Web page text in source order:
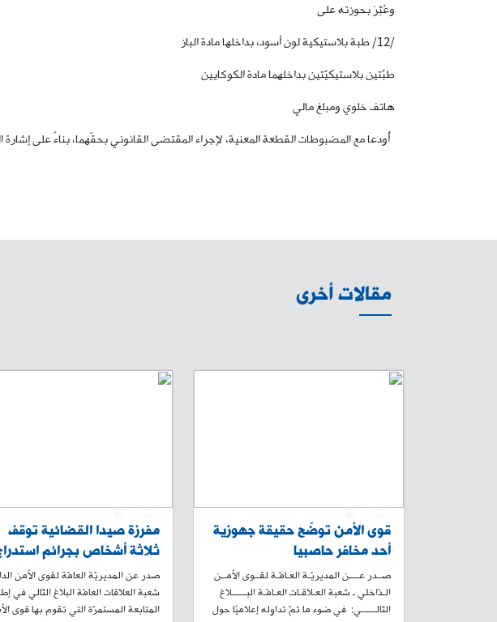
وعُثِرَ بحوزته على
/12/ طبة بلاستيكية لون أسود، بداخلها مادة الباز
طبّتَين بلاستيكيّتين بداخلهما مادة الكوكايين
هاتف خلوي ومبلغ مالي
أُودعا مع المضبوطات القطعة المعنية، لإجراء المقتضى القانوني بحقّهما، بناءً على
مقالات أخرى
قوى الأمن توضّح حقيقة جهوزية
أحد مخافر حاصبيا
صــدر عــــن المديريّـة العـامّـة لقــوى الأمــن
الـدّاخلي ـ شعبة العـلاقـات العـامّـة البــــــلاغ
التّالــــــي: في ضوء ما تمّ تداوله إعلاميًا حول
مفرزة صيدا القضائية توقف
ثلاثة أشخاص بجرائم
وابتزاز واعتداء جنسي على
صدر عن المديريّة العامّة لقوى الأمن
شعبة العلاقات العامّة البلاغ التّالي في
المتابعة المستمرّة التي تقوم بها قوى